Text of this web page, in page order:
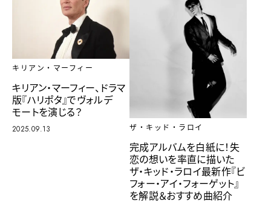
キリアン・マーフィー
キリアン・マーフィー、ドラマ
版『ハリポタ』でヴォルデ
モートを演じる？
2025.09.13 ザ・キッド・ラロイ
完成アルバムを白紙に！失
恋の想いを率直に描いた
ザ・キッド・ラロイ最新作『ビ
フォー・アイ・フォーゲット』
を解説＆おすすめ曲紹介